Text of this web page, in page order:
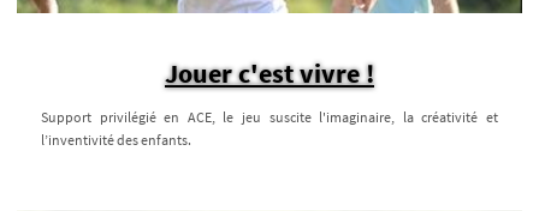
Jouer c'est vivre !
Support privilégié en ACE, le jeu suscite l'imaginaire, la créativité et
l’inventivité des enfants.